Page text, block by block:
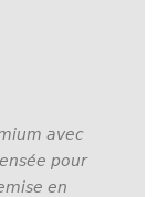
avec
pour
en